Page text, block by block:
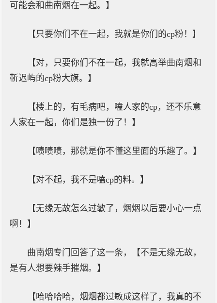
可能会和曲南烟在一起。】
【只要你们不在一起，我就是你们的cp粉！】
【对，只要你们不在一起，我就高举曲南烟和
靳迟屿的cp粉大旗。】
【楼上的，有毛病吧，嗑人家的cp，还不乐意
人家在一起，你们是独一份了！】
【啧啧啧，那就是你不懂这里面的乐趣了。】
【对不起，我不是嗑cp的料。】
【无缘无故怎么过敏了，烟烟以后要小心一点
啊！】
曲南烟专门回答了这一条，【不是无缘无故，
是有人想要辣手摧烟。】
【哈哈哈哈，烟烟都过敏成这样了，我真的不